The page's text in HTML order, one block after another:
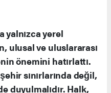
yalnızca yerel
ulusal ve uluslararası
önemini hatırlattı.
sınırlarında değil,
duyulmalıdır. Halk,